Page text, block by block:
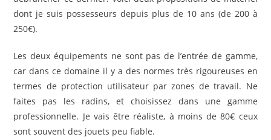
dont je suis possesseurs depuis plus de 10 ans (de 200 à
250€).
Les deux équipements ne sont pas de l’entrée de gamme,
car dans ce domaine il y a des normes très rigoureuses en
termes de protection utilisateur par zones de travail. Ne
faites pas les radins, et choisissez dans une gamme
professionnelle. Je vais être réaliste, à moins de 80€ ceux
sont souvent des jouets peu fiable.